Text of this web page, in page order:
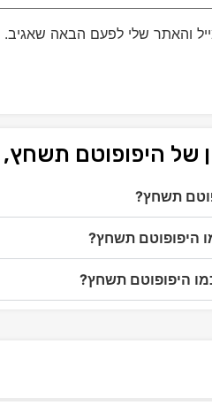
והאתר שלי לפעם הבאה שאגיב.
של היפופוטם
תשחץ?
היפופוטם תשחץ?
היפופוטם תשחץ?